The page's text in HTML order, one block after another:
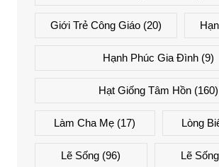
Giới Trẻ Công Giáo(20)
Hạnh Phúc Gia Đình (9)
Hạt Giống Tâm Hồn (160)
Làm Cha Mẹ (17) Lòng
Lẽ Sống (96) Lẽ